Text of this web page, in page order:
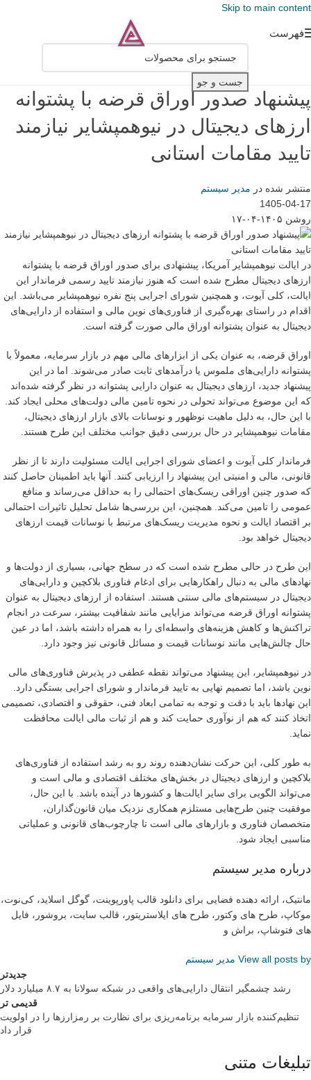
Skip to main content
فهرست
جست و جو
پیشنهاد صدور اوراق قرضه با پشتوانه
ارزهای دیجیتال در نیوهمپشایر نیازمند
تایید مقامات استانی
منتشر شده در مدیر سیستم
1405-04-17
روشن ۱۴۰۵-۰۴-۱۷
در ایالت نیوهمپشایر آمریکا، پیشنهادی برای صدور اوراق قرضه با پشتوانه
ارزهای دیجیتال مطرح شده است که هنوز نیازمند تایید رسمی فرماندار این
ایالت، کلی آیوت، و همچنین شورای اجرایی پنج نفره نیوهمپشایر می‌باشد. این
اقدام در راستای بهره‌گیری از فناوری‌های نوین مالی و استفاده از دارایی‌های
دیجیتال به عنوان پشتوانه اوراق مالی صورت گرفته است.
اوراق قرضه، به عنوان یکی از ابزارهای مالی مهم در بازار سرمایه، معمولاً با
پشتوانه دارایی‌های ملموس یا درآمدهای ثابت صادر می‌شوند. اما در این
پیشنهاد جدید، ارزهای دیجیتال به عنوان دارایی پشتوانه در نظر گرفته شده‌اند
که این موضوع می‌تواند تحولی در نحوه تامین مالی دولت‌های محلی ایجاد کند.
با این حال، به دلیل ماهیت نوظهور و نوسانات بالای بازار ارزهای دیجیتال،
مقامات نیوهمپشایر در حال بررسی دقیق جوانب مختلف این طرح هستند.
فرماندار کلی آیوت و اعضای شورای اجرایی ایالت مسئولیت دارند تا از نظر
قانونی، مالی و امنیتی این پیشنهاد را ارزیابی کنند. آنها باید اطمینان حاصل کنند
که صدور چنین اوراقی ریسک‌های احتمالی را به حداقل می‌رساند و منافع
عمومی را تامین می‌کند. همچنین، این بررسی‌ها شامل تحلیل تاثیرات احتمالی
بر اقتصاد ایالت و نحوه مدیریت ریسک‌های مرتبط با نوسانات قیمت ارزهای
دیجیتال خواهد بود.
این طرح در حالی مطرح شده است که در سطح جهانی، بسیاری از دولت‌ها و
نهادهای مالی به دنبال راهکارهایی برای ادغام فناوری بلاکچین و دارایی‌های
دیجیتال در سیستم‌های مالی سنتی هستند. استفاده از ارزهای دیجیتال به عنوان
پشتوانه اوراق قرضه می‌تواند مزایایی مانند شفافیت بیشتر، سرعت در انجام
تراکنش‌ها و کاهش هزینه‌های واسطه‌ای را به همراه داشته باشد، اما در عین
حال چالش‌هایی مانند نوسانات قیمت و مسائل قانونی نیز وجود دارد.
در نیوهمپشایر، این پیشنهاد می‌تواند نقطه عطفی در پذیرش فناوری‌های مالی
نوین باشد، اما تصمیم نهایی به تایید فرماندار و شورای اجرایی بستگی دارد.
این نهادها باید با دقت و توجه به تمامی ابعاد فنی، حقوقی و اقتصادی، تصمیمی
اتخاذ کنند که هم از نوآوری حمایت کند و هم از ثبات مالی ایالت محافظت
نماید.
به طور کلی، این حرکت نشان‌دهنده روند رو به رشد استفاده از فناوری‌های
بلاکچین و ارزهای دیجیتال در بخش‌های مختلف اقتصادی و مالی است و
می‌تواند الگویی برای سایر ایالت‌ها و کشورها در آینده باشد. با این حال،
موفقیت چنین طرح‌هایی مستلزم همکاری نزدیک میان قانون‌گذاران،
متخصصان فناوری و بازارهای مالی است تا چارچوب‌های قانونی و عملیاتی
مناسبی ایجاد شود.
درباره مدیر سیستم
مانتیک، ارائه دهنده فضایی برای دانلود قالب پاورپوینت، گوگل اسلاید، کی‌نوت،
موکاپ، طرح های وکتور، طرح های ایلاستریتور، قالب سایت، بروشور، فایل
های فتوشاپ، براش و
View all posts by مدیر سیستم
جدیدتر
رشد چشمگیر انتقال دارایی‌های واقعی در شبکه سولانا به ۸.۷ میلیارد دلار
قدیمی تر
تنظیم‌کننده بازار سرمایه برنامه‌ریزی برای نظارت بر رمزارزها را در اولویت
قرار داد
تبلیغات متنی